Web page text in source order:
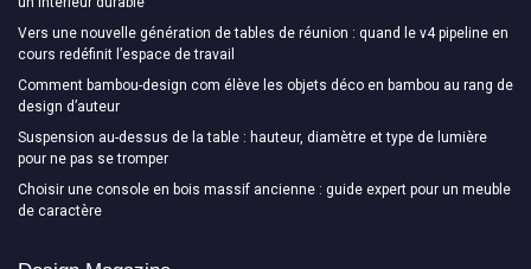
Vers une nouvelle génération de tables de réunion : quand le v4 pipeline en
cours redéfinit l’espace de travail
Comment bambou-design com élève les objets déco en bambou au rang de
design d’auteur
Suspension au-dessus de la table : hauteur, diamètre et type de lumière
pour ne pas se tromper
Choisir une console en bois massif ancienne : guide expert pour un meuble
de caractère